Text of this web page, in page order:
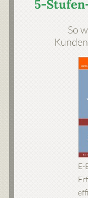
5-
So
E-